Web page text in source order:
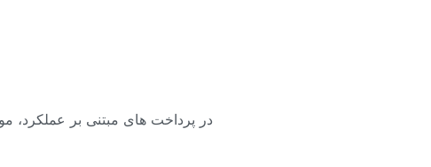
در پرداخت های مبتنی بر عملکرد،